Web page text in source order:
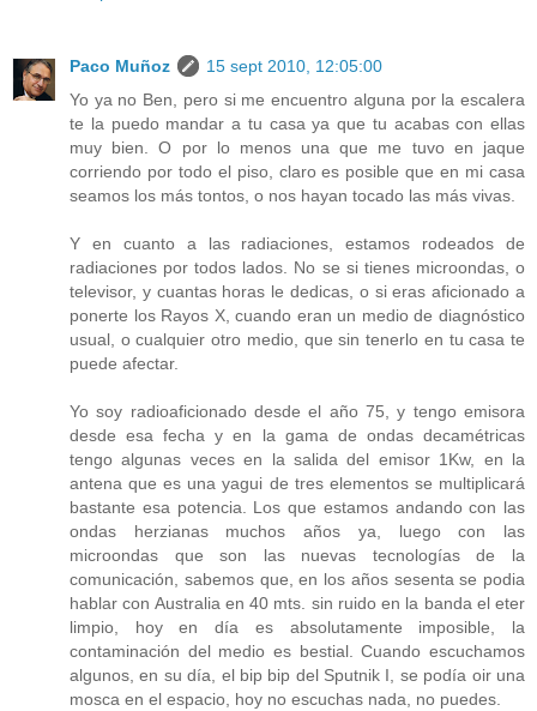
Paco Muñoz
15 sept 2010, 12:05:00
Yo ya no Ben, pero si me encuentro alguna por la escalera
te la puedo mandar a tu casa ya que tu acabas con ellas
muy bien. O por lo menos una que me tuvo en jaque
corriendo por todo el piso, claro es posible que en mi casa
seamos los más tontos, o nos hayan tocado las más vivas.
Y en cuanto a las radiaciones, estamos rodeados de
radiaciones por todos lados. No se si tienes microondas, o
televisor, y cuantas horas le dedicas, o si eras aficionado a
ponerte los Rayos X, cuando eran un medio de diagnóstico
usual, o cualquier otro medio, que sin tenerlo en tu casa te
puede afectar.
Yo soy radioaficionado desde el año 75, y tengo emisora
desde esa fecha y en la gama de ondas decamétricas
tengo algunas veces en la salida del emisor 1Kw, en la
antena que es una yagui de tres elementos se multiplicará
bastante esa potencia. Los que estamos andando con las
ondas herzianas muchos años ya, luego con las
microondas que son las nuevas tecnologías de la
comunicación, sabemos que, en los años sesenta se podia
hablar con Australia en 40 mts. sin ruido en la banda el eter
limpio, hoy en día es absolutamente imposible, la
contaminación del medio es bestial. Cuando escuchamos
algunos, en su día, el bip bip del Sputnik I, se podía oir una
mosca en el espacio, hoy no escuchas nada, no puedes.